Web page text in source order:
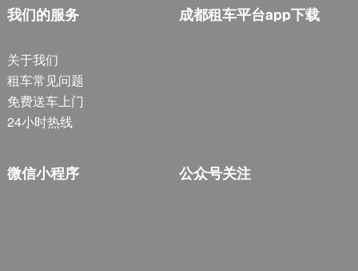
我们的服务
关于我们
租车常见问题
免费送车上门
24小时热线
成都租车平台app下载
微信小程序 公众号关注